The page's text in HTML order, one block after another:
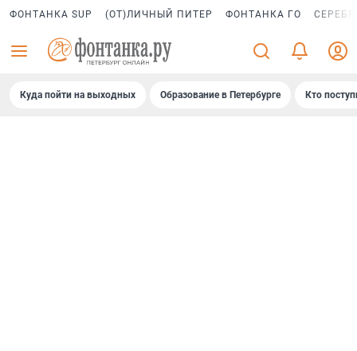
ФОНТАНКА SUP (ОТ)ЛИЧНЫЙ ПИТЕР ФОНТАНКА ГО
Куда пойти на выходных Образование в Петербурге Кто